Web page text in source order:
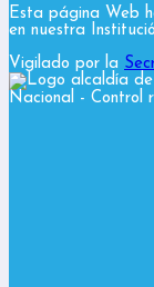
Esta página Web
en nuestra
Vigilado por la
Nacional - Control